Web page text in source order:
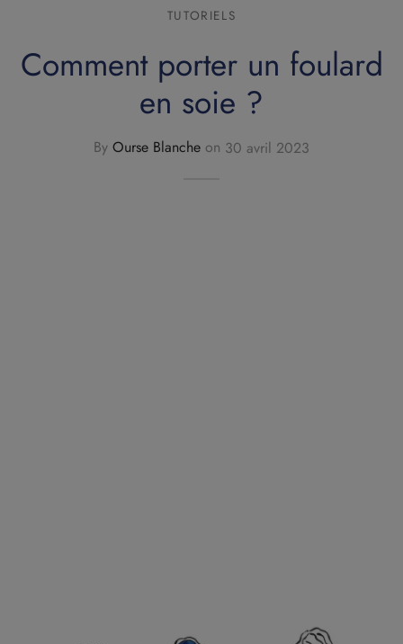
TUTORIELS
Comment porter un foulard
en soie ?
By Ourse Blanche on 30 avril 2023
à foulards